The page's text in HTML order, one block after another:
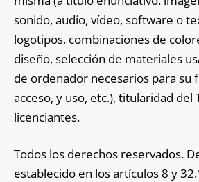
sonido, audio, vídeo, software o
logotipos, combinaciones de
diseño, selección de materiales
de ordenador necesarios para su
acceso, y uso, etc.), titularidad del
licenciantes.
Todos los derechos reservados.
establecido en los artículos 8 y